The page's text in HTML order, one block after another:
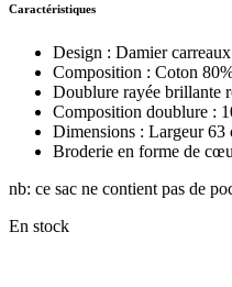
Caractéristiques
Design : Damier
Composition : Coton
Doublure rayée brillante
Composition doublure :
Dimensions : Largeur 63
Broderie en forme de
nb: ce sac ne contient pas de
En stock